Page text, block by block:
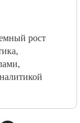
рост